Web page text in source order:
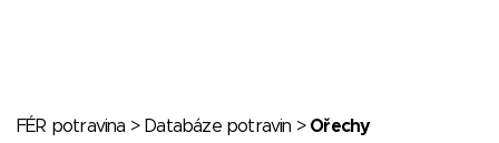
FÉR potravina > Databáze potravin > Ořechy